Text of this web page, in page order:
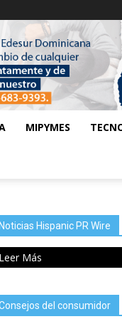
MIPYMES
Noticias Hispanic PR Wire
Leer Más
del consumidor